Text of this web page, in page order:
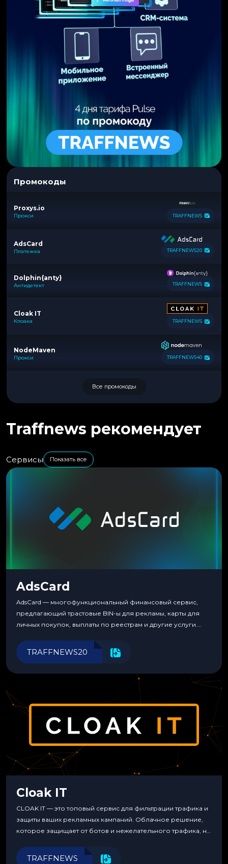
Промокоды
Proxys.io
Прокси TRAFFNEWS
AdsCard
Платежка TRAFFNEWS20
Dolphin{anty}
Антидетект TRAFFNEWS
Cloak IT
Клоака TRAFFNEWS
NodeMaven
Прокси TRAFFNEWS40
Все промокоды
Traffnews рекомендует
Сервисы Показать все
AdsCard
AdsCard — многофункциональный финансовый сервис,
предлагающий трастовые BIN-ы для рекламы, карты для
личных покупок, выплаты по реестрам и другие услуги.
инструменты для управления финансами.
TRAFFNEWS20
Cloak IT
CLOAK IT — это топовый сервис для фильтрации трафика и
защиты ваших рекламных кампаний. Облачное решение,
которое защищает от ботов и нежелательного трафика, не
программирования.
TRAFFNEWS